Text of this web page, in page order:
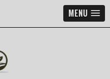
MENU